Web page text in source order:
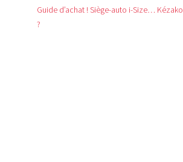
Guide d’achat ! Siège-auto i-Size… Kézako
?